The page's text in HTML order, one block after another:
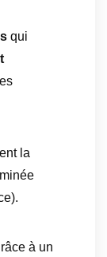
qui
la
à un